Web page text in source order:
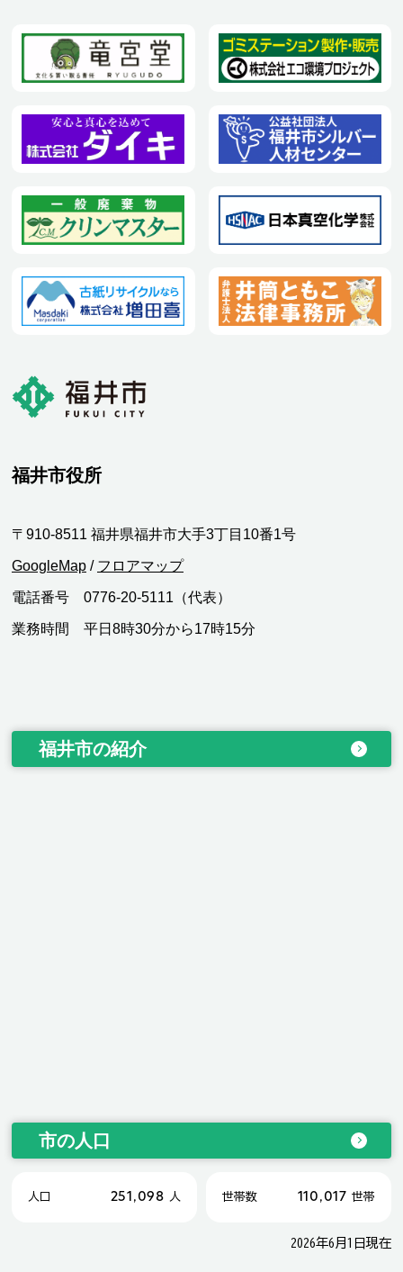
福井市役所
〒910-8511 福井県福井市大手3丁目10番1号
GoogleMap / フロアマップ
電話番号 0776-20-5111（代表）
業務時間 平日8時30分から17時15分
福井市の紹介
市の人口
人口 251,098 人 世帯数 110,017 世帯
2026年6月1日現在